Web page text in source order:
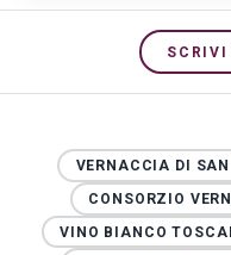
SCRIVI
VERNACCIA DI
CONSORZIO
VINO BIANCO